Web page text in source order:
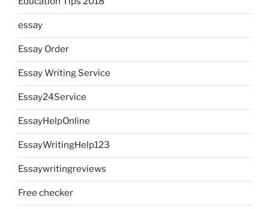
essay
Essay Order
Essay Writing Service
Essay24Service
EssayHelpOnline
EssayWritingHelp123
Essaywritingreviews
Free checker